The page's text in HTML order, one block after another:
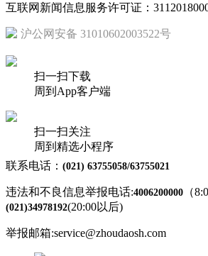
互联网新闻信息服务许可证：
沪公网安备 31010602003522号
扫一扫下载
周到App客户端
扫一扫关注
周到精选小程序
联系电话： (021) 63755058/63755021
违法和不良信息举报电话:4006200000 （
(021)34978192(20:00以后)
举报邮箱:service@zhoudaosh.com